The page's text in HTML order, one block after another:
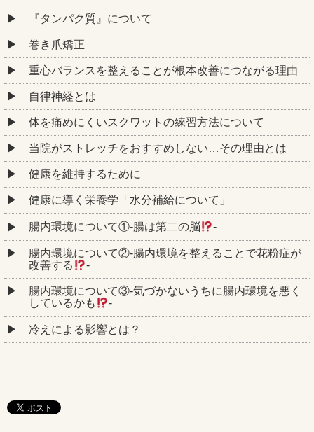
『タンパク質』について
巻き爪矯正
重心バランスを整えることが根本改善につながる理由
自律神経とは
体を痛めにくいスクワットの練習方法について
当院がストレッチをおすすめしない…その理由とは
健康を維持するために
健康に導く栄養学「水分補給について」
腸内環境について①‐腸は第二の脳 ‐
腸内環境について②‐腸内環境を整えることで花粉症が
改善する
‐
腸内環境について③‐気づかないうちに腸内環境を悪く
しているかも
‐
冷えによる影響とは？